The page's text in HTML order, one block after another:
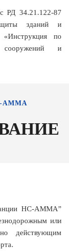
РД 34.21.122-87
зданий и
по
сооружений и
АММА
НС-АММА”
или
действующим